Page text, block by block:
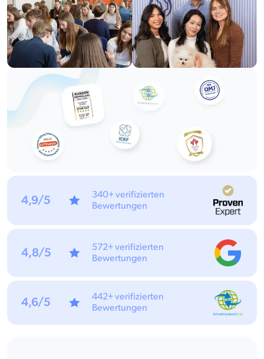
4,9/5
340+ verifizierten
Bewertungen
4,8/5
572+ verifizierten
Bewertungen
4,6/5
442+ verifizierten
Bewertungen